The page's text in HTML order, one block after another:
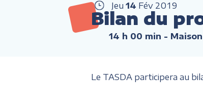
Jeu 14 Fév 2019
Bilan du
14 h 00 min -
Le TASDA participera au